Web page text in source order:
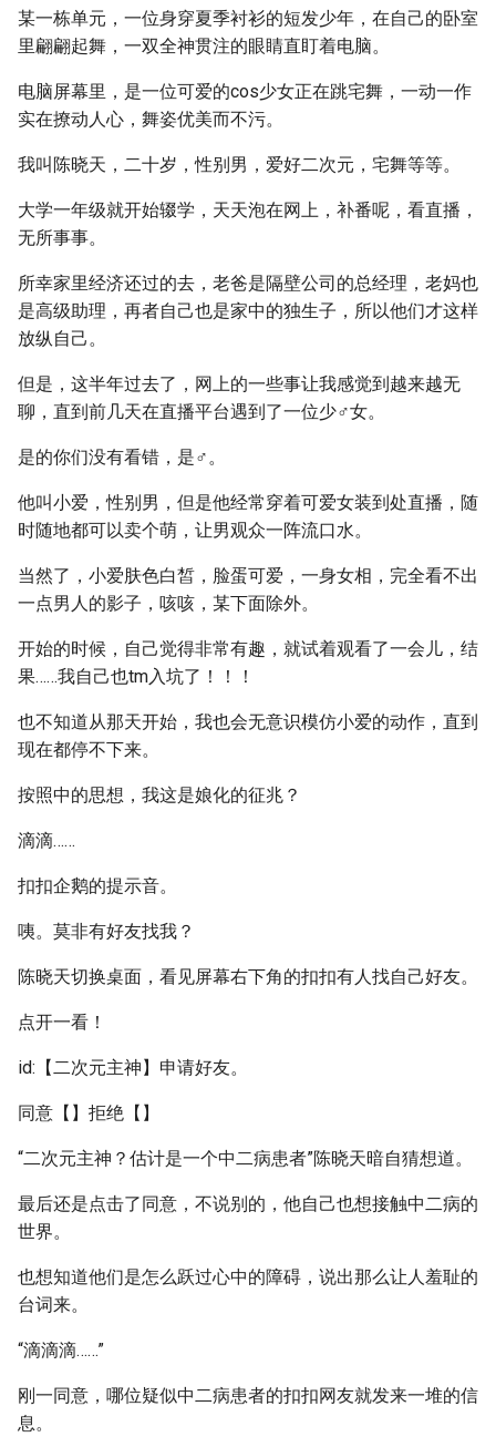
某一栋单元，一位身穿夏季衬衫的短发少年，在自己的卧室
里翩翩起舞，一双全神贯注的眼睛直盯着电脑。
电脑屏幕里，是一位可爱的cos少女正在跳宅舞，一动一作
实在撩动人心，舞姿优美而不污。
我叫陈晓天，二十岁，性别男，爱好二次元，宅舞等等。
大学一年级就开始辍学，天天泡在网上，补番呢，看直播，
无所事事。
所幸家里经济还过的去，老爸是隔壁公司的总经理，老妈也
是高级助理，再者自己也是家中的独生子，所以他们才这样
放纵自己。
但是，这半年过去了，网上的一些事让我感觉到越来越无
聊，直到前几天在直播平台遇到了一位少♂女。
是的你们没有看错，是♂。
他叫小爱，性别男，但是他经常穿着可爱女装到处直播，随
时随地都可以卖个萌，让男观众一阵流口水。
当然了，小爱肤色白皙，脸蛋可爱，一身女相，完全看不出
一点男人的影子，咳咳，某下面除外。
开始的时候，自己觉得非常有趣，就试着观看了一会儿，结
果……我自己也tm入坑了！！！
也不知道从那天开始，我也会无意识模仿小爱的动作，直到
现在都停不下来。
按照中的思想，我这是娘化的征兆？
滴滴……
扣扣企鹅的提示音。
咦。莫非有好友找我？
陈晓天切换桌面，看见屏幕右下角的扣扣有人找自己好友。
点开一看！
id:【二次元主神】申请好友。
同意【】拒绝【】
“二次元主神？估计是一个中二病患者”陈晓天暗自猜想道。
最后还是点击了同意，不说别的，他自己也想接触中二病的
世界。
也想知道他们是怎么跃过心中的障碍，说出那么让人羞耻的
台词来。
“滴滴滴……”
刚一同意，哪位疑似中二病患者的扣扣网友就发来一堆的信
息。